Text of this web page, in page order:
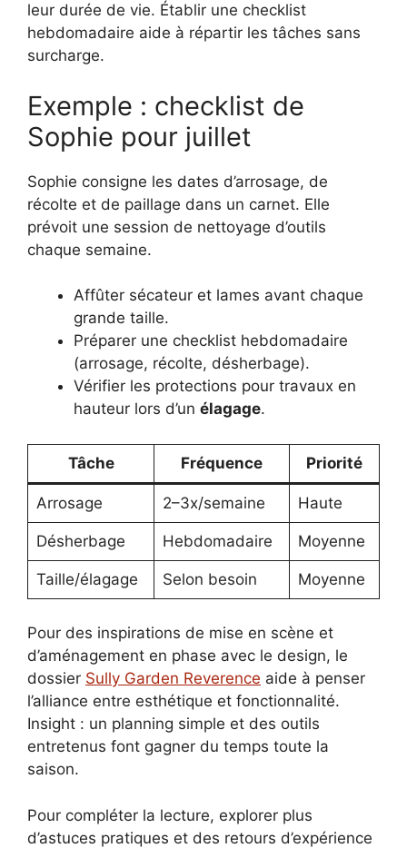
leur durée de vie. Établir une checklist
hebdomadaire aide à répartir les tâches sans
surcharge.
Exemple : checklist de
Sophie pour juillet
Sophie consigne les dates d’arrosage, de
récolte et de paillage dans un carnet. Elle
prévoit une session de nettoyage d’outils
chaque semaine.
Affûter sécateur et lames avant chaque
grande taille.
Préparer une checklist hebdomadaire
(arrosage, récolte, désherbage).
Vérifier les protections pour travaux en
hauteur lors d’un élagage.
Tâche Fréquence Priorité
Arrosage 2–3x/semaine Haute
Désherbage Hebdomadaire Moyenne
Taille/élagage Selon besoin Moyenne
Pour des inspirations de mise en scène et
d’aménagement en phase avec le design, le
dossier Sully Garden Reverence aide à penser
l’alliance entre esthétique et fonctionnalité.
Insight : un planning simple et des outils
entretenus font gagner du temps toute la
saison.
Pour compléter la lecture, explorer plus
d’astuces pratiques et des retours d’expérience